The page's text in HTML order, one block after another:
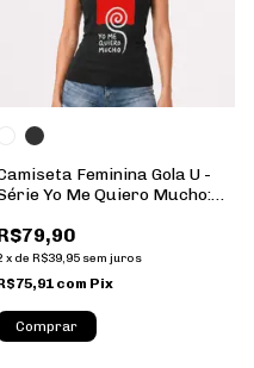
Feminina Gola U -
Yo Me Quiero Mucho:
x de R$39,95 sem juros
com Pix
Comprar